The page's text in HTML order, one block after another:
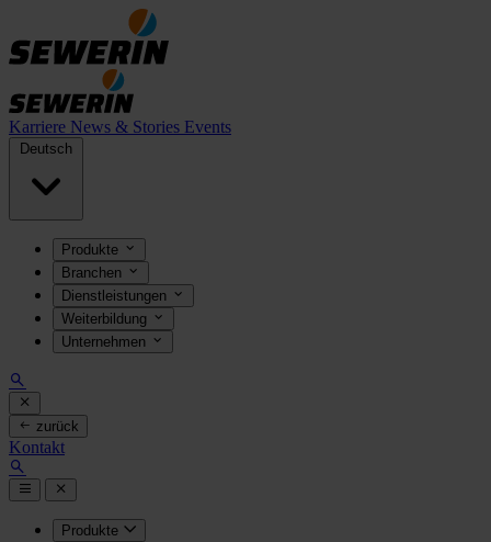
Karriere News & Stories Events
Deutsch
Produkte
Branchen
Dienstleistungen
Weiterbildung
Unternehmen
zurück
Kontakt
Produkte